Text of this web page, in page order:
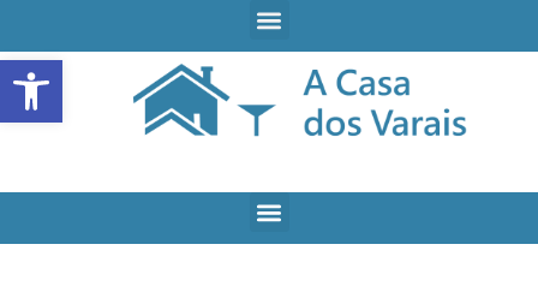
Open toolbar